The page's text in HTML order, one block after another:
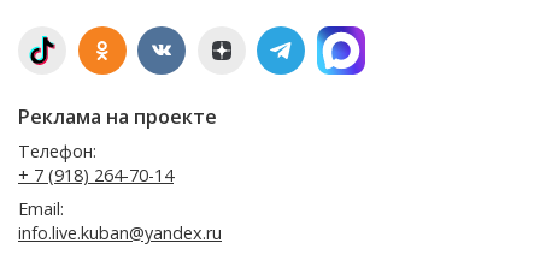
Реклама на проекте
Телефон:
+ 7 (918) 264-70-14
Email:
info.live.kuban@yandex.ru